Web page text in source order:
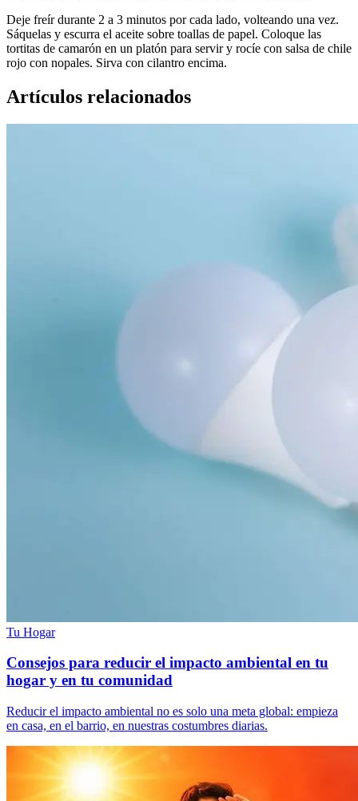
Deje freír durante 2 a 3 minutos por cada lado, volteando una vez.
Sáquelas y escurra el aceite sobre toallas de papel. Coloque las
tortitas de camarón en un platón para servir y rocíe con salsa de chile
rojo con nopales. Sirva con cilantro encima.
Artículos relacionados
Tu Hogar
Consejos para reducir el impacto ambiental en tu
hogar y en tu comunidad
Reducir el impacto ambiental no es solo una meta global: empieza
en casa, en el barrio, en nuestras costumbres diarias.